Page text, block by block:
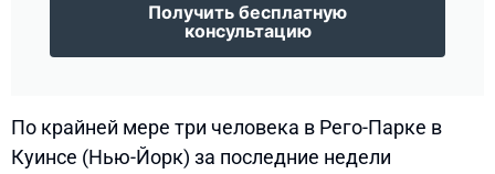
Получить бесплатную
консультацию
По крайней мере три человека в Рего-Парке в
Куинсе (Нью-Йорк) за последние недели